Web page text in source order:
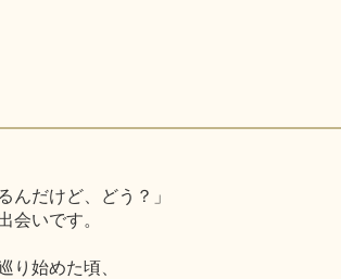
んだけど、どう？」
会いです。
り始めた頃、